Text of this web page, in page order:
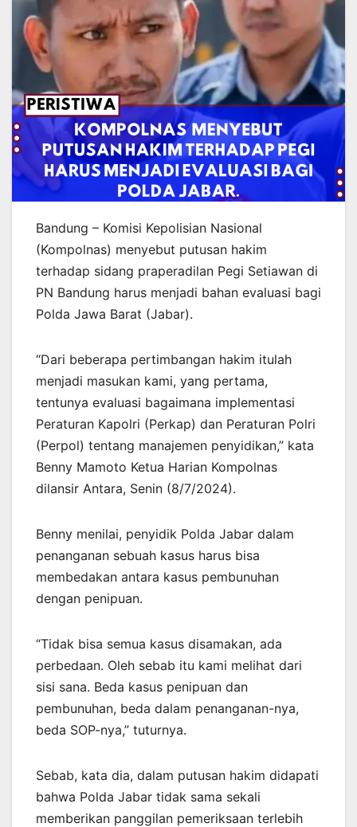
Bandung – Komisi Kepolisian Nasional
(Kompolnas) menyebut putusan hakim
terhadap sidang praperadilan Pegi Setiawan di
PN Bandung harus menjadi bahan evaluasi bagi
Polda Jawa Barat (Jabar).
“Dari beberapa pertimbangan hakim itulah
menjadi masukan kami, yang pertama,
tentunya evaluasi bagaimana implementasi
Peraturan Kapolri (Perkap) dan Peraturan Polri
(Perpol) tentang manajemen penyidikan,” kata
Benny Mamoto Ketua Harian Kompolnas
dilansir Antara, Senin (8/7/2024).
Benny menilai, penyidik Polda Jabar dalam
penanganan sebuah kasus harus bisa
membedakan antara kasus pembunuhan
dengan penipuan.
“Tidak bisa semua kasus disamakan, ada
perbedaan. Oleh sebab itu kami melihat dari
sisi sana. Beda kasus penipuan dan
pembunuhan, beda dalam penanganan-nya,
beda SOP-nya,” tuturnya.
Sebab, kata dia, dalam putusan hakim didapati
bahwa Polda Jabar tidak sama sekali
memberikan panggilan pemeriksaan terlebih